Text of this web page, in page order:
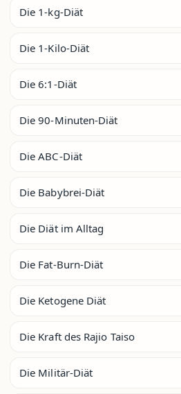
Die 1-kg-Diät
Die 1-Kilo-Diät
Die 6:1-Diät
Die 90-Minuten-Diät
Die ABC-Diät
Die Babybrei-Diät
Die Diät im Alltag
Die Fat-Burn-Diät
Die Ketogene Diät
Die Kraft des Rajio Taiso
Die Militär-Diät